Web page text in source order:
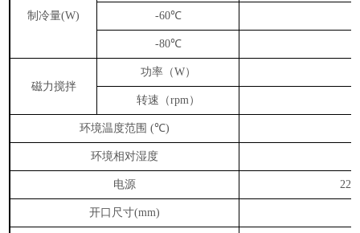
制冷量(W) -60℃
-80℃
磁力搅拌
功率（W）
转速（rpm）
环境温度范围 (℃)
环境相对湿度
电源
开口尺寸(mm)